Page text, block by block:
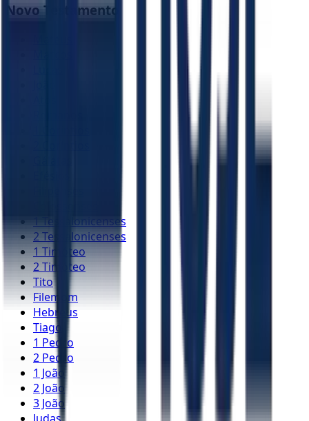
Novo Testamento
1 Tessalonicenses
2 Tessalonicenses
1 Timóteo
2 Timóteo
Tito
Filemom
Hebreus
Tiago
1 Pedro
2 Pedro
1 João
2 João
3 João